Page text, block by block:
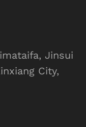
Jinsui
City,